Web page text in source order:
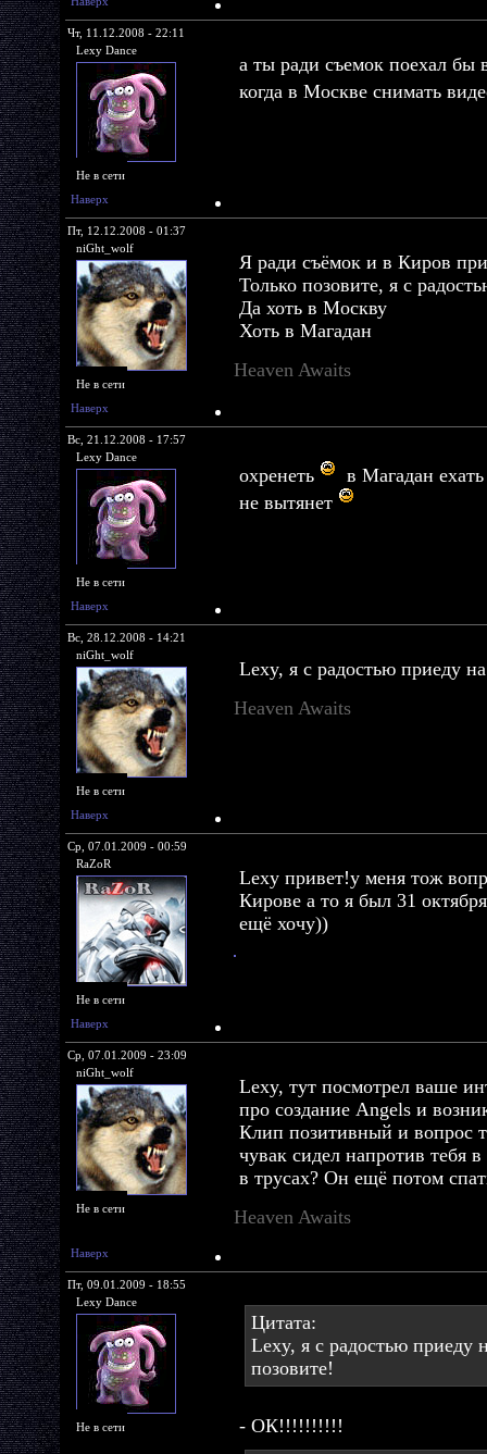
Чт, 11.12.2008 - 22:11
Lexy Dance
Не в сети
а ты ради съемок поехал
когда в Москве снимать
Наверх
Пт, 12.12.2008 - 01:37
niGht_wolf
Не в сети
Я ради съёмок и в Киров
Только позовите, я с
Да хоть в Москву
Хоть в Магадан
Heaven Awaits
Наверх
Вс, 21.12.2008 - 17:57
Lexy Dance
Не в сети
охренеть
в Магадан
не вытянет
Наверх
Вс, 28.12.2008 - 14:21
niGht_wolf
Не в сети
Lexy, я с радостью приеду
Heaven Awaits
Наверх
Ср, 07.01.2009 - 00:59
RaZoR
Не в сети
Lexy привет!у меня тож
Кирове а то я был 31
ещё хочу))
Наверх
Ср, 07.01.2009 - 23:09
niGht_wolf
Не в сети
Lexy, тут посмотрел ваше
про создание Angels и
Клип позитивный и вопрос
чувак сидел напротив тебя
в трусах? Он ещё потом
Heaven Awaits
Наверх
Пт, 09.01.2009 - 18:55
Lexy Dance
Не в сети
Цитата:
Lexy, я с радостью приеду
позовите!
- ОК!!!!!!!!!!